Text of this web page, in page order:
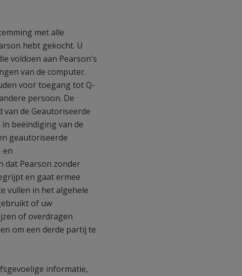
met alle
hebt gekocht. U
voldoen aan Pearson's
van de computer.
voor toegang tot Q-
persoon. De
de Geautoriseerde
beëindiging van de
geautoriseerde
en
dat Pearson zonder
en gaat ermee
vullen in het algehele
of uw
of overdragen
om een derde partij te
informatie,